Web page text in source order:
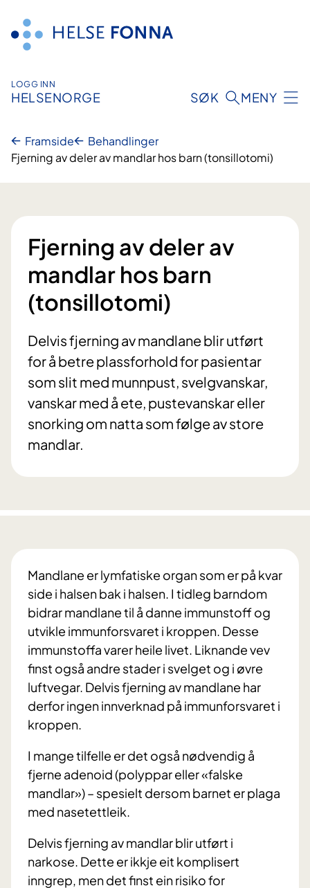
innhald
LOGG INN
HELSENORGE SØK MENY
Framside
Behandlinger
Fjerning av deler av mandlar hos barn (tonsillotomi)
Fjerning av deler av
mandlar hos barn
(tonsillotomi)
Delvis fjerning av mandlane blir utført
for å betre plassforhold for pasientar
som slit med munnpust, svelgvanskar,
vanskar med å ete, pustevanskar eller
snorking om natta som følge av store
mandlar.
Mandlane er lymfatiske organ som er på kvar
side i halsen bak i halsen. I tidleg barndom
bidrar mandlane til å danne immunstoff og
utvikle immunforsvaret i kroppen. Desse
immunstoffa varer heile livet. Liknande vev
finst også andre stader i svelget og i øvre
luftvegar. Delvis fjerning av mandlane har
derfor ingen innverknad på immunforsvaret i
kroppen.
I mange tilfelle er det også nødvendig å
fjerne adenoid (polyppar eller «falske
mandlar») – spesielt dersom barnet er plaga
med nasetettleik.
Delvis fjerning av mandlar blir utført i
narkose. Dette er ikkje eit komplisert
inngrep, men det finst ein risiko for